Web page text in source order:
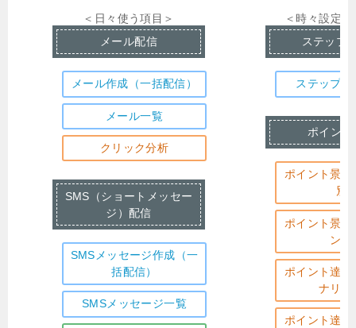
＜日々使う項目＞
＜時々設定
メール配信
メール作成（一括配信）
メール一覧
クリック分析
SMS（ショートメッセー
ジ）配信
SMSメッセージ作成（一
括配信）
SMSメッセージ一覧
ステップ
ステップ
ポイント
ポイント景
別
ポイント景
ント
ポイント達
ナリオ
ポイント達